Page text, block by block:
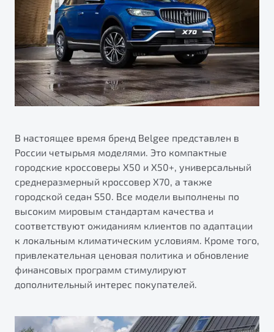
от 2 499 990 ₽*
Обзор В наличии
В настоящее время бренд Belgee представлен в
России четырьмя моделями. Это компактные
городские кроссоверы X50 и X50+, универсальный
среднеразмерный кроссовер X70, а также
городской седан S50. Все модели выполнены по
высоким мировым стандартам качества и
соответствуют ожиданиям клиентов по адаптации
к локальным климатическим условиям. Кроме того,
привлекательная ценовая политика и обновление
финансовых программ стимулируют
дополнительный интерес покупателей.